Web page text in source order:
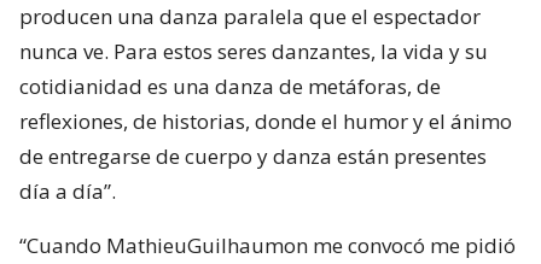
producen una danza paralela que el espectador
nunca ve. Para estos seres danzantes, la vida y su
cotidianidad es una danza de metáforas, de
reflexiones, de historias, donde el humor y el ánimo
de entregarse de cuerpo y danza están presentes
día a día”.
“Cuando MathieuGuilhaumon me convocó me pidió